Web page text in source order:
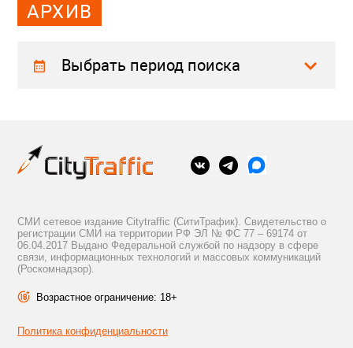
АРХИВ
Выбрать период поиска
СМИ сетевое издание Citytraffic (СитиТрафик). Свидетельство о
регистрации СМИ на территории РФ ЭЛ № ФС 77 – 69174 от
06.04.2017 Выдано Федеральной службой по надзору в сфере
связи, информационных технологий и массовых коммуникаций
(Роскомнадзор).
Возрастное ограничение: 18+
Политика конфиденциальности